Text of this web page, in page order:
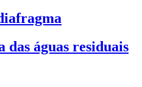
das águas residuais